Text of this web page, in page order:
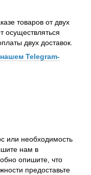
товаров от двух
осуществляться
двух доставок.
Telegram-
или необходимость
нам в
опишите, что
предоставьте